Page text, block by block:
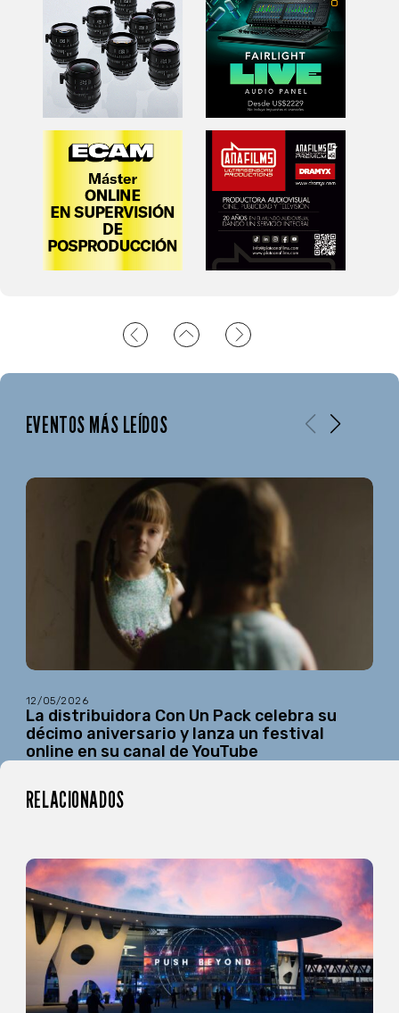
EVENTOS MÁS LEÍDOS
12/05/2026
La distribuidora Con Un Pack celebra su
décimo aniversario y lanza un festival
online en su canal de YouTube
RELACIONADOS